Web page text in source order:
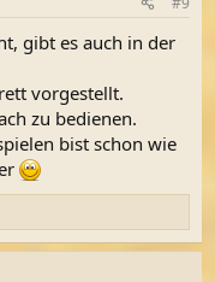
gibt es auch in der
vorgestellt.
zu bedienen.
bist schon wie